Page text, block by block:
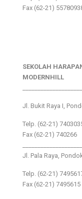
Fax (62-21)
SEKOLAH
MODERNHILL
Jl. Bukit Raya I,
Telp. (62-21)
Fax (62-21) 740266
Jl. Pala Raya,
Telp. (62-21)
Fax (62-21) 7495615